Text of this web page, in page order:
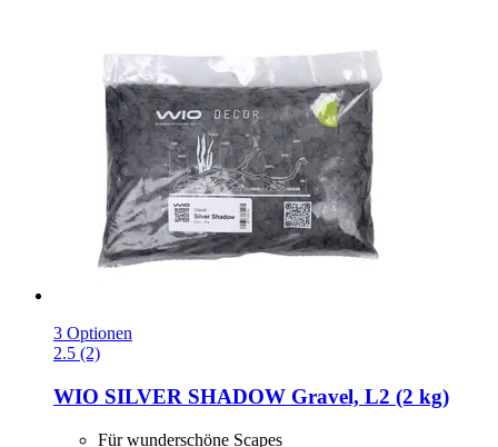
3 Optionen
2.5 (2)
WIO SILVER SHADOW Gravel, L2 (2 kg)
Für wunderschöne Scapes